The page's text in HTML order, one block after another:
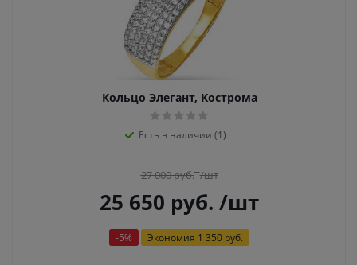
Кольцо Элегант, Кострома
Есть в наличии (1)
27 000руб. /шт
25 650 руб. /шт
-5% Экономия 1 350 руб.